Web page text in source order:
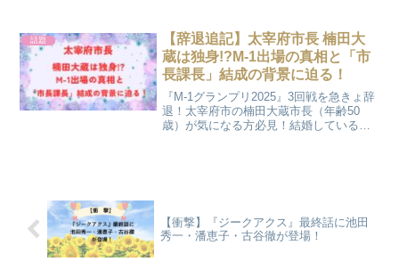
話題
【辞退追記】太宰府市長 楠田大
蔵は独身!?M-1出場の真相と「市
長課長」結成の背景に迫る！
『M-1グランプリ2025』3回戦を急きょ辞
退！太宰府市の楠田大蔵市長（年齢50
歳）が気になる方必見！結婚している
【衝撃】『ジークアクス』最終話に池田
秀一・潘恵子・古谷徹が登場！